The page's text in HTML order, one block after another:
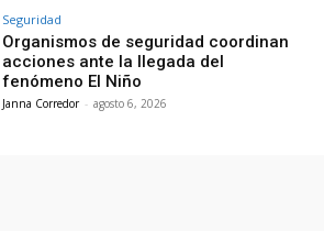
Seguridad
Organismos de seguridad coordinan
acciones ante la llegada del
fenómeno El Niño
Janna Corredor - agosto 6, 2026